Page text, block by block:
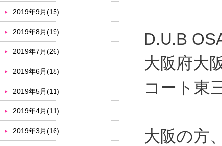
D.U.B
大阪府大
コート東
大阪の方
2019年9月(15)
2019年8月(19)
2019年7月(26)
2019年6月(18)
2019年5月(11)
2019年4月(11)
2019年3月(16)